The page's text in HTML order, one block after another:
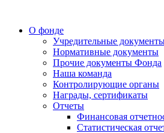
О фонде
Учредительные
Нормативные документы
Прочие документы Фонда
Наша команда
Контролирующие органы
Награды, сертификаты
Отчеты
Финансовая
Статистическая